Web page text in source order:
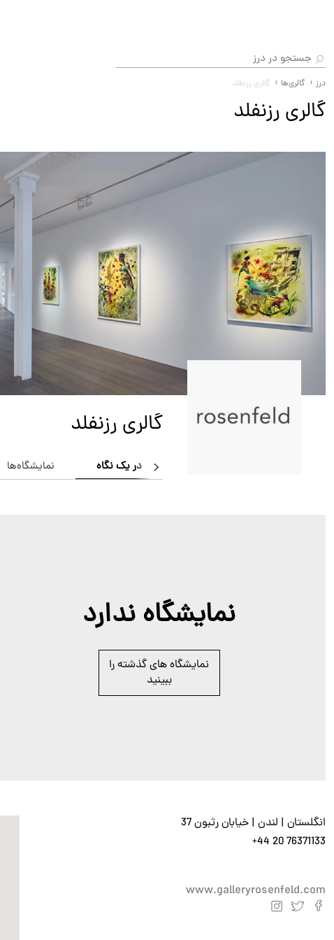
درز گالری‌ها گالری رزنفلد
گالری رزنفلد
گالری رزنفلد
در یک نگاه نمایشگاه‌ها
نمایشگاه ندارد
نمایشگاه های گذشته را
ببینید
انگلستان | لندن | خیابان رثبون 37
+44 20 76371133
www.galleryrosenfeld.com